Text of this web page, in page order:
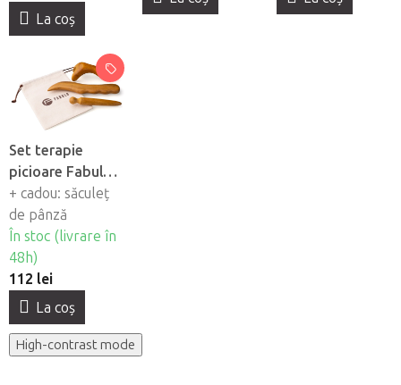
La coş
Set terapie
picioare Fabulo
Set terapie, 3
buc
+ cadou: săculeț
de pânză
În stoc (livrare în
48h)
112 lei
La coş
High-contrast mode